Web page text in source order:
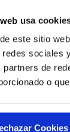
usa
este sitio
redes sociales
partners de
o
Cookies
las actividades,